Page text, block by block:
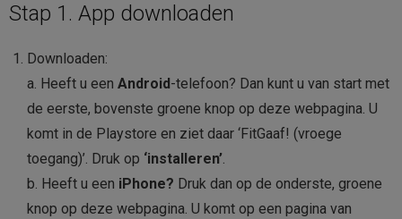
Stap 1. App downloaden
Downloaden:
a. Heeft u een Android -telefoon? Dan kunt u van start met
de eerste, bovenste groene knop op deze webpagina. U
komt in de Playstore en ziet daar ‘FitGaaf! (vroege
toegang)’. Druk op ‘installeren’.
b. Heeft u een iPhone? Druk dan op de onderste, groene
knop op deze webpagina. U komt op een pagina van